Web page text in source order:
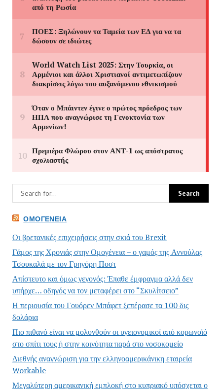
ΟΜΟΓΈΝΕΙΑ
Οι βρετανικές επιχειρήσεις στην σκιά του Brexit
Γάμος της Χρονιάς στην Ομογένεια – ο γαμός της Αννούλας
Τσουκαλά με τον Γρηγόρη Ποστ
Απίστευτο και όμως γεγονός: Έπαθε έμφραγμα αλλά δεν
υπήρχε… οδηγός να τον μεταφέρει στο “Σκυλίτσειο”
Η περιουσία του Γουόρεν Μπάφετ ξεπέρασε τα 100 δις
δολάρια
Πιο πιθανό είναι να μολυνθούν οι υγειονομικοί από κορωνοϊό
στο σπίτι τους ή στην κοινότητα παρά στο νοσοκομείο
Διεθνής αναγνώριση για την ελληνοαμερικάνικη εταιρεία
Workable
Μεγαλύτερη αμερικανική εμπλοκή στο κυπριακό υπόσχεται ο